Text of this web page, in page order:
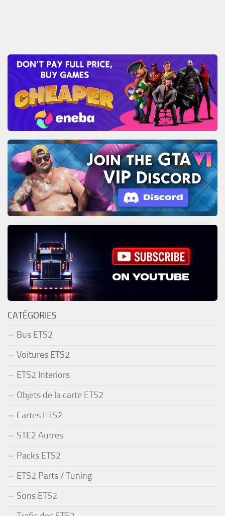
CATÉGORIES
Bus ETS2
Voitures ETS2
ETS2 Interiors
Objets de la carte ETS2
Cartes ETS2
STE2 Autres
Packs ETS2
ETS2 Parts / Tuning
Sons ETS2